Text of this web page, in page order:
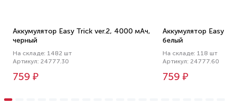
Аккумулятор Easy Trick ver.2, 4000 мАч,
черный
На складе: 1482 шт
Артикул: 24777.30
759 ₽
Аккумулятор
белый
На складе: 118 шт
Артикул: 24777.60
759 ₽